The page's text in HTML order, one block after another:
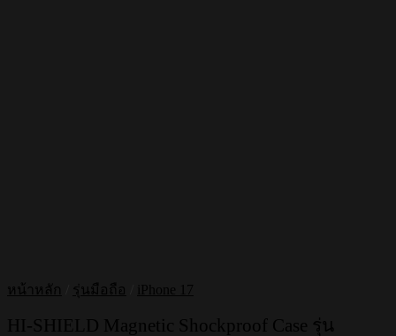
หน้าหลัก รุ่นมือถือ iPhone 17
HI-SHIELD Magnetic Shockproof Case รุ่น